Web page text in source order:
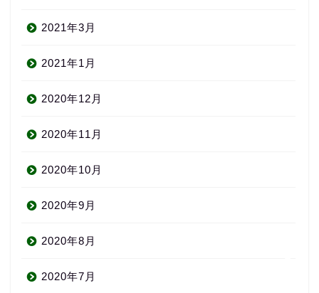
2021年3月
2021年1月
2020年12月
2020年11月
2020年10月
2020年9月
2020年8月
2020年7月